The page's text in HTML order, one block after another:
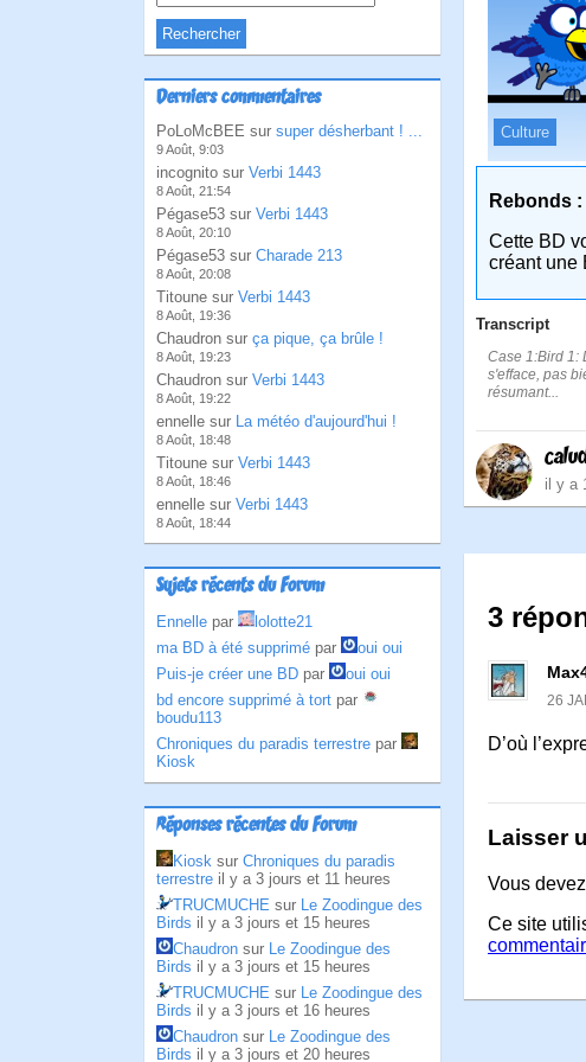
Derniers commentaires
PoLoMcBEE sur super désherbant ! ...
9 Août, 9:03
incognito sur Verbi 1443
8 Août, 21:54
Pégase53 sur Verbi 1443
8 Août, 20:10
Pégase53 sur Charade 213
8 Août, 20:08
Titoune sur Verbi 1443
8 Août, 19:36
Chaudron sur ça pique, ça brûle !
8 Août, 19:23
Chaudron sur Verbi 1443
8 Août, 19:22
ennelle sur La météo d'aujourd'hui !
8 Août, 18:48
Titoune sur Verbi 1443
8 Août, 18:46
ennelle sur Verbi 1443
8 Août, 18:44
Sujets récents du Forum
Ennelle par
lolotte21
ma BD à été supprimé par
oui oui
Puis-je créer une BD par
oui oui
bd encore supprimé à tort par
boudu113
Chroniques du paradis terrestre par
Kiosk
Réponses récentes du Forum
Kiosk sur Chroniques du paradis
terrestre il y a 3 jours et 11 heures
TRUCMUCHE sur Le Zoodingue des
Birds il y a 3 jours et 15 heures
Chaudron sur Le Zoodingue des
Birds il y a 3 jours et 15 heures
TRUCMUCHE sur Le Zoodingue des
Birds il y a 3 jours et 16 heures
Chaudron sur Le Zoodingue des
Birds il y a 3 jours et 20 heures
Culture
Rebonds :
Cette BD
créant une
Transcript
Case 1:Bird 1:
s'efface, pas
résumant...
il y a
3
26
D’où
Laisser
Vous devez
Ce site